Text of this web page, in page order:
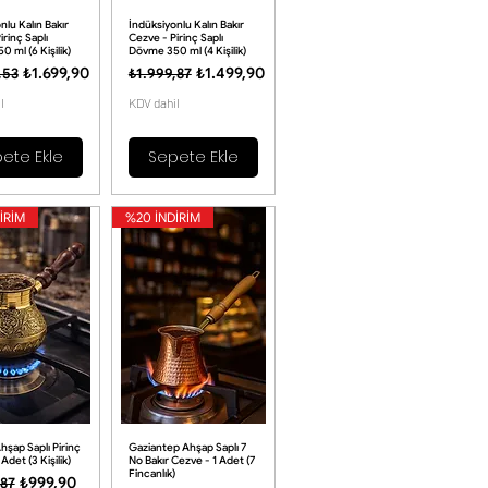
Kalın Bakır
Saplı
ml (6 Kişilik)
Fiyat
İndirimli Fiyat
₺1.699,90
Ekle
İndüksiyonlu Kalın Bakır
Cezve - Pirinç Saplı
Dövme 350 ml (4 Kişilik)
Normal Fiyat
₺1.999,87 İndirimli Fiyat
₺1.499,90
KDV dahil
Sepete Ekle
Saplı Pirinç
(3 Kişilik)
Fiyat
İndirimli Fiyat
₺999,90
%20 İNDİRİM
Gaziantep Ahşap Saplı 7
No Bakır Cezve - 1 Adet (7
Fincanlık)